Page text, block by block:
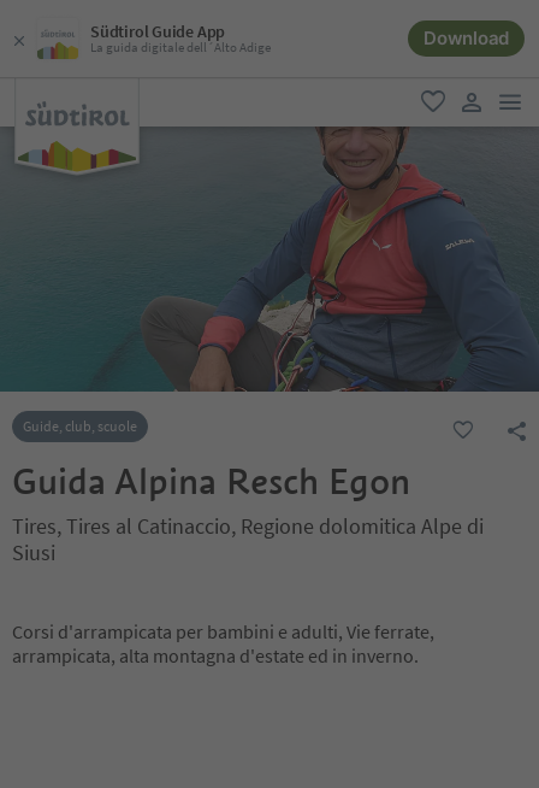
Südtirol Guide App
La guida digitale dell´Alto Adige Download
favoriti
user link
Guide, club, scuole
Guida Alpina Resch Egon
Tires, Tires al Catinaccio, Regione dolomitica Alpe di
Siusi
Corsi d'arrampicata per bambini e adulti, Vie ferrate,
arrampicata, alta montagna d'estate ed in inverno.